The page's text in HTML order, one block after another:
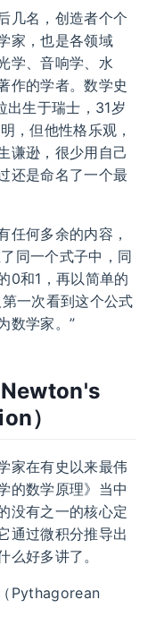
几名，创造者个个
家，也是各领域
学、音响学、水
作的学者。数学史
出生于瑞士，31岁
，但他性格乐观，
谦逊，很少用自己
还是命名了一个最
任何多余的内容，
同一个式子中，同
0和1，再以简单的
一次看到这个公式
数学家。”
Newton's
）
家在有史以来最伟
的数学原理》当中
没有之一的核心定
通过微积分推导出
么好多讲了。
Pythagorean